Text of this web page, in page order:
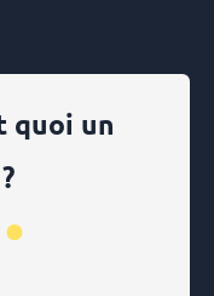
quoi un